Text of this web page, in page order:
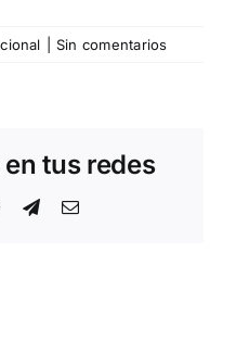
Sin comentarios
tus redes
WhatsApp
TelegramCorreo